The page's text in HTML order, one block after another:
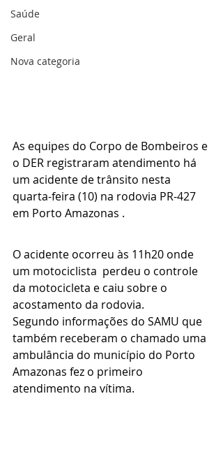
Saúde
Geral
Nova categoria
As equipes do Corpo de Bombeiros e
o DER registraram atendimento há
um acidente de trânsito nesta
quarta-feira (10) na rodovia PR-427
em Porto Amazonas .
O acidente ocorreu às 11h20 onde
um motociclista  perdeu o controle
da motocicleta e caiu sobre o
acostamento da rodovia.
Segundo informações do SAMU que
também receberam o chamado uma
ambulância do município do Porto
Amazonas fez o primeiro
atendimento na vítima.